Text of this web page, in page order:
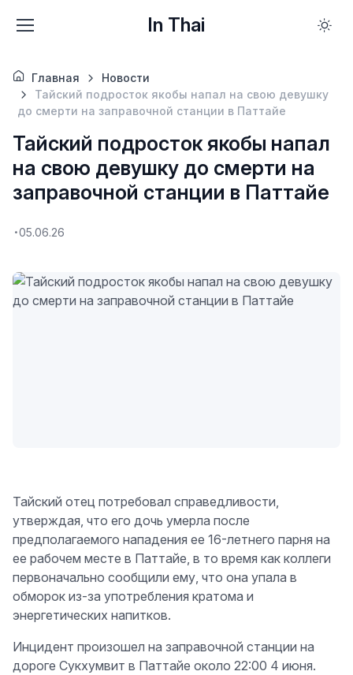
In Thai
Главная
Новости
Тайский подросток якобы напал на свою девушку
до смерти на заправочной станции в Паттайе
Тайский подросток якобы напал
на свою девушку до смерти на
заправочной станции в Паттайе
05.06.26
Тайский отец потребовал справедливости,
утверждая, что его дочь умерла после
предполагаемого нападения ее 16-летнего парня на
ее рабочем месте в Паттайе, в то время как коллеги
первоначально сообщили ему, что она упала в
обморок из-за употребления кратома и
энергетических напитков.
Инцидент произошел на заправочной станции на
дороге Сукхумвит в Паттайе около 22:00 4 июня.